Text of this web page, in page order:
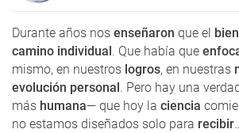
Durante años nos enseñaron que el
camino individual . Que había que
mismo, en nuestros logros, en nuestras
evolución personal . Pero hay una
más humana— que hoy la ciencia
no estamos diseñados solo para recibir